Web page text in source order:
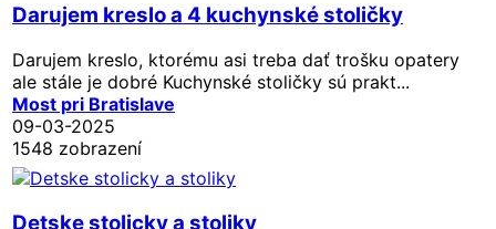
Darujem kreslo a 4 kuchynské stoličky
Darujem kreslo, ktorému asi treba dať trošku opatery
ale stále je dobré Kuchynské stoličky sú prakt...
Most pri Bratislave
09-03-2025
1548 zobrazení
Detske stolicky a stoliky